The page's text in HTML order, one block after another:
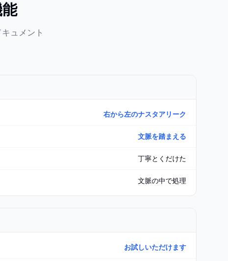
ュメント
右から左のナスタアリーク
文脈を踏まえる
丁寧とくだけた
文脈の中で処理
お試しいただけます